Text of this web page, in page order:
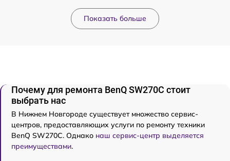
Показать больше
Почему для ремонта BenQ SW270C стоит
выбрать нас
В Нижнем Новгороде существует множество сервис-
центров, предоставляющих услуги по ремонту техники
BenQ SW270C. Однако наш сервис-центр выделяется
преимуществами.